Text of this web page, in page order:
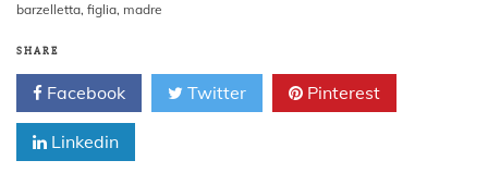
barzelletta, figlia, madre
SHARE
Facebook Twitter Pinterest
Linkedin